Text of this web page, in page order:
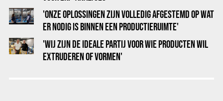
'ONZE OPLOSSINGEN ZIJN VOLLEDIG AFGESTEMD OP WAT
ER NODIG IS BINNEN EEN PRODUCTIERUIMTE'
'WIJ ZIJN DE IDEALE PARTIJ VOOR WIE PRODUCTEN WIL
EXTRUDEREN OF VORMEN'